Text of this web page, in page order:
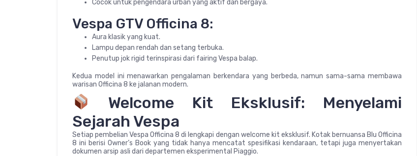
Cocok untuk pengendara urban yang aktif dan bergaya.
Vespa GTV Officina 8:
Aura klasik yang kuat.
Lampu depan rendah dan setang terbuka.
Penutup jok rigid terinspirasi dari fairing Vespa balap.
Kedua model ini menawarkan pengalaman berkendara yang berbeda, namun sama-sama membawa
warisan Officina 8 ke jalanan modern.
Welcome Kit Eksklusif: Menyelami
Sejarah Vespa
Setiap pembelian Vespa Officina 8 di lengkapi dengan welcome kit eksklusif. Kotak bernuansa Blu Officina
8 ini berisi Owner’s Book yang tidak hanya mencatat spesifikasi kendaraan, tetapi juga menyertakan
dokumen arsip asli dari departemen eksperimental Piaggio.